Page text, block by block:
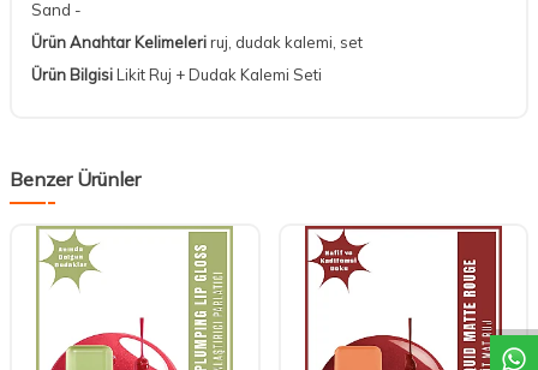
Sand -
Ürün Anahtar Kelimeleriruj, dudak kalemi, set
Ürün BilgisiLikit Ruj + Dudak Kalemi Seti
Benzer Ürünler